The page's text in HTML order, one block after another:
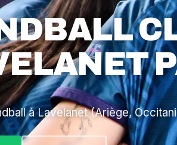
à Lavelanet (Ariège,